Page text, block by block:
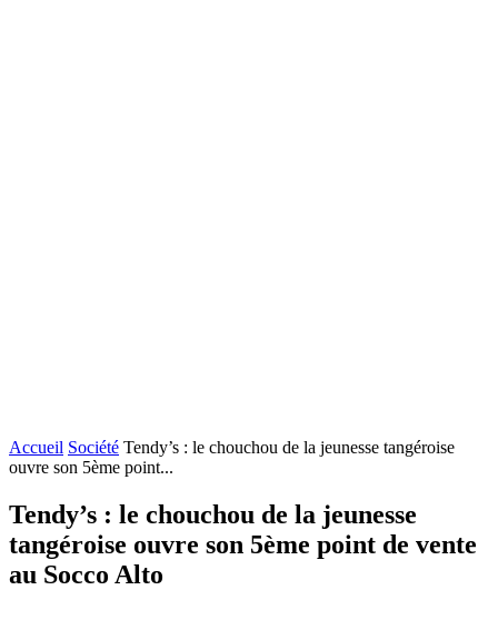
Accueil Société Tendy’s : le chouchou de la jeunesse tangéroise
ouvre son 5ème point...
Tendy’s : le chouchou de la jeunesse
tangéroise ouvre son 5ème point de vente
au Socco Alto